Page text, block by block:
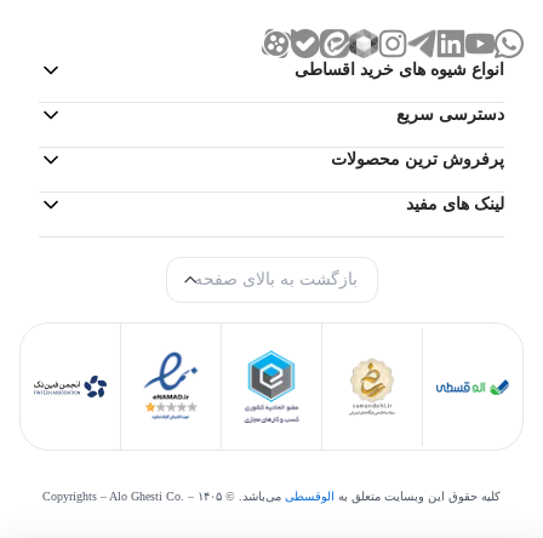
انواع شیوه های خرید اقساطی
دسترسی سریع
پرفروش ترین محصولات
لینک های مفید
بازگشت به بالای صفحه
کلیه حقوق این وبسایت متعلق به الوقسطی می‌‌باشد. © Copyrights – Alo Ghesti Co. – ۱۴۰۵